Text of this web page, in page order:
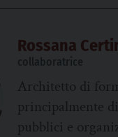
Menu
Rossana
Architetto di
principalmente
pubblici e